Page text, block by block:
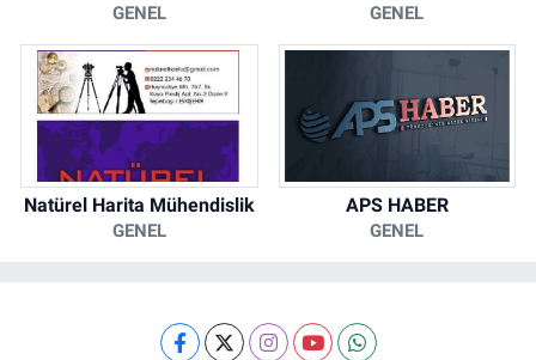
GENEL GENEL
Natürel Harita Mühendislik
GENEL
APS HABER
GENEL